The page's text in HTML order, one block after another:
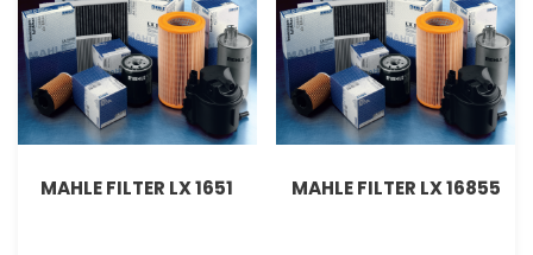
MAHLE FILTER LX 16855
MAHLE FILTER LX 1651